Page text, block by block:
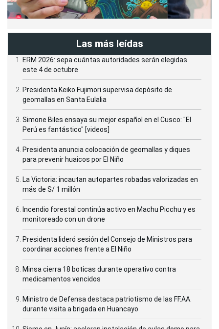
Las más leídas
ERM 2026: sepa cuántas autoridades serán elegidas
este 4 de octubre
Presidenta Keiko Fujimori supervisa depósito de
geomallas en Santa Eulalia
Simone Biles ensaya su mejor español en el Cusco: "El
Perú es fantástico" [videos]
Presidenta anuncia colocación de geomallas y diques
para prevenir huaicos por El Niño
La Victoria: incautan autopartes robadas valorizadas en
más de S/ 1 millón
Incendio forestal continúa activo en Machu Picchu y es
monitoreado con un drone
Presidenta lideró sesión del Consejo de Ministros para
coordinar acciones frente a El Niño
Minsa cierra 18 boticas durante operativo contra
medicamentos vencidos
Ministro de Defensa destaca patriotismo de las FF.AA.
durante visita a brigada en Huancayo